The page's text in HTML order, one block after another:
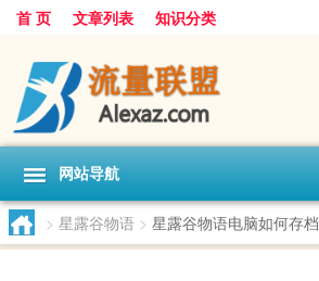
首 页 文章列表 知识分类
网站导航
> 星露谷物语 > 星露谷物语电脑如何存档